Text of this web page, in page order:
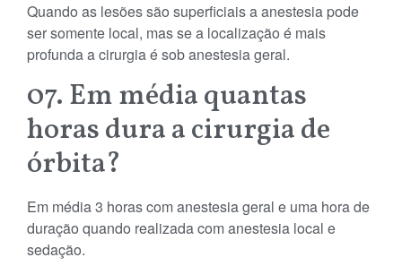
Quando as lesões são superficiais a anestesia pode
ser somente local, mas se a localização é mais
profunda a cirurgia é sob anestesia geral.
07. Em média quantas
horas dura a cirurgia de
órbita?
Em média 3 horas com anestesia geral e uma hora de
duração quando realizada com anestesia local e
sedação.